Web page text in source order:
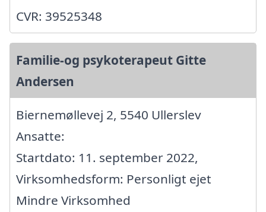
CVR: 39525348
Familie-og psykoterapeut Gitte
Andersen
Biernemøllevej 2, 5540 Ullerslev
Ansatte:
Startdato: 11. september 2022,
Virksomhedsform: Personligt ejet
Mindre Virksomhed